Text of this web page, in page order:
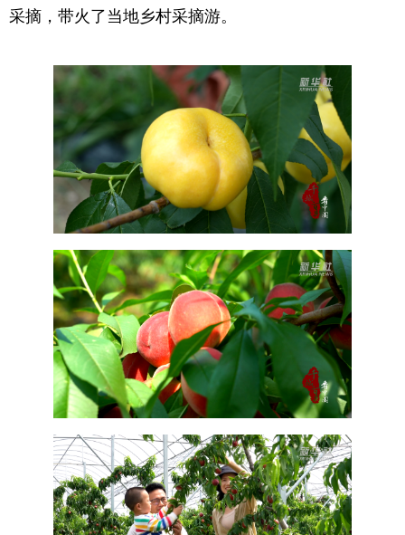
北京 天津 河北
辽宁 吉林 上海 江苏
浙江 安徽 福建 江西
山东 河南 湖北 湖南
四川 贵州 云南 西藏
陕西 甘肃 青海 宁夏
新疆 内蒙古 黑龙江
多语种频道
English Español Français عربى
Русский язык 日本語 한국어
采摘，带火了当地乡村采摘游。